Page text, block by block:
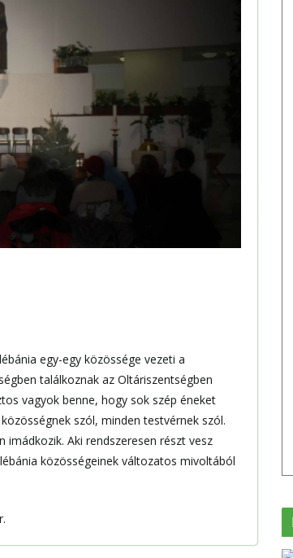
egy-egy közössége vezeti a
találkoznak az Oltáriszentségben
vagyok benne, hogy sok szép éneket
szól, minden testvérnek szól.
Aki rendszeresen részt vesz
közösségeinek változatos mivoltából